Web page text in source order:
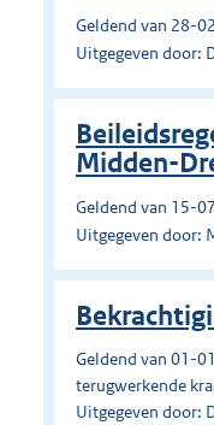
Geldend van 28-
Uitgegeven door:
Midden-
Geldend van 15-
Uitgegeven door:
Geldend van 01-
terugwerkende
Uitgegeven door: